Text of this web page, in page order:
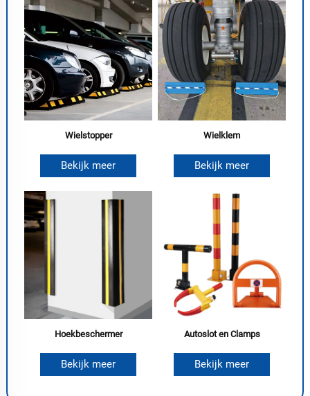
Wielstopper
Bekijk meer
Wielklem
Bekijk meer
Hoekbeschermer
Bekijk meer
Autoslot en Clamps
Bekijk meer